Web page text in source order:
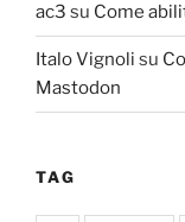
ac3 su Come
Italo Vignoli su
Mastodon
TAG